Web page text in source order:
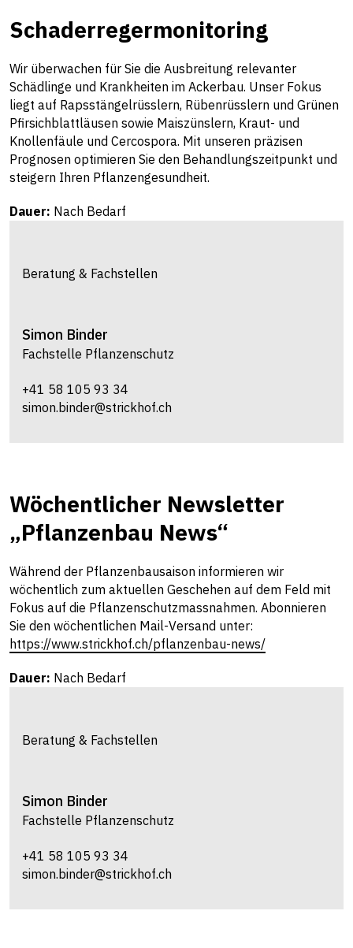
Schaderregermonitoring
Wir überwachen für Sie die Ausbreitung relevanter
Schädlinge und Krankheiten im Ackerbau. Unser Fokus
liegt auf Rapsstängelrüsslern, Rübenrüsslern und Grünen
Pfirsichblattläusen sowie Maiszünslern, Kraut- und
Knollenfäule und Cercospora. Mit unseren präzisen
Prognosen optimieren Sie den Behandlungszeitpunkt und
steigern Ihren Pflanzengesundheit.
Dauer: Nach Bedarf
Beratung & Fachstellen
Simon Binder
Fachstelle Pflanzenschutz
+41 58 105 93 34
simon.binder@strickhof.ch
Wöchentlicher Newsletter
„Pflanzenbau News“
Während der Pflanzenbausaison informieren wir
wöchentlich zum aktuellen Geschehen auf dem Feld mit
Fokus auf die Pflanzenschutzmassnahmen. Abonnieren
Sie den wöchentlichen Mail-Versand unter:
https://www.strickhof.ch/pflanzenbau-news/
Dauer: Nach Bedarf
Beratung & Fachstellen
Simon Binder
Fachstelle Pflanzenschutz
+41 58 105 93 34
simon.binder@strickhof.ch